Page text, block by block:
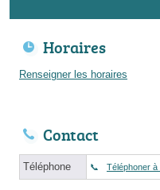
Horaires
Renseigner les horaires
Contact
Téléphone Téléphoner